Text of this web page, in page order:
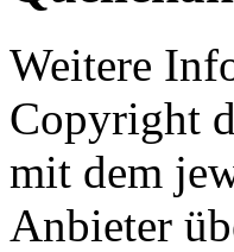
Weitere
Copyright
mit dem
Anbieter